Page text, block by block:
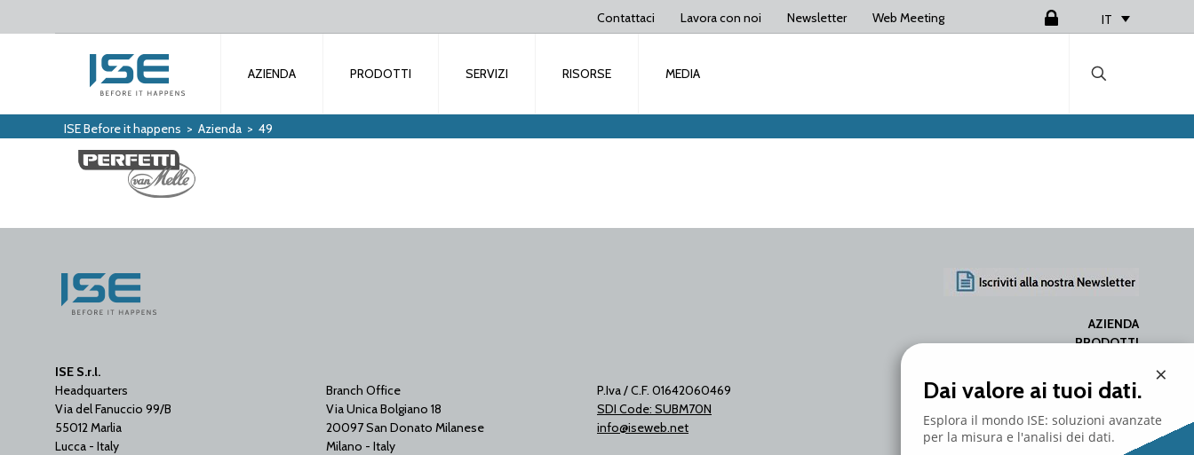
Contattaci Lavora con noi Newsletter Web Meeting IT
AZIENDA PRODOTTI SERVIZI RISORSE MEDIA
ISE Before it happens > Azienda > 49
ISE S.r.l.
Headquarters
Via del Fanuccio 99/B
55012 Marlia
Lucca - Italy
Branch Office
Via Unica Bolgiano 18
20097 San Donato Milanese
Milano - Italy
P.Iva / C.F. 01642060469
SDI Code: SUBM70N
info@iseweb.net
AZIENDA
PRODOTTI
RISORSE
MEDIA
CONTATTACI
LAVORA CON NOI
×
Dai valore ai tuoi dati.
Esplora il mondo ISE: soluzioni avanzate
per la misura e l'analisi dei dati.